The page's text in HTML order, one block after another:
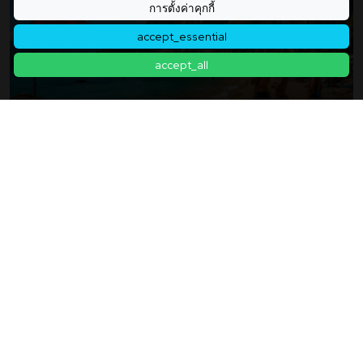
การตั้งค่าคุกกี้
accept_essential
accept_all